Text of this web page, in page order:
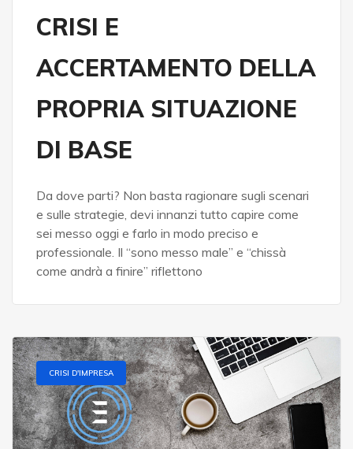
CRISI E
ACCERTAMENTO DELLA
PROPRIA SITUAZIONE
DI BASE
Da dove parti? Non basta ragionare sugli scenari
e sulle strategie, devi innanzi tutto capire come
sei messo oggi e farlo in modo preciso e
professionale. Il “sono messo male” e “chissà
come andrà a finire” riflettono
CRISI D'IMPRESA